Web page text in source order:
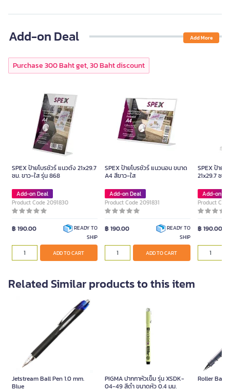
Add-on Deal Add More
Purchase 300 Baht get, 30 Baht discount
SPEX ป้ายโบรชัวร์ แนวตั้ง 21x29.7
ซม. ขาว-ใส รุ่น 868
Add-on Deal
Product Code 2091830
฿ 190.00
READY TO
SHIP
ADD TO CART
SPEX ป้ายโบรชัวร์ แนวนอน ขนาด
A4 สีขาว-ใส
Add-on Deal
Product Code 2091831
฿ 190.00
READY TO
SHIP
ADD TO CART
SPEX ป้าย
21x29.7 ซม.
Add-on
Product
฿ 190.00
Related Similar products to this item
Jetstream Ball Pen 1.0 mm.
Blue
PIGMA ปากกาหัวเข็ม รุ่น XSDK-
04-49 สีดำ ขนาดหัว 0.4 มม.
Roller Ball